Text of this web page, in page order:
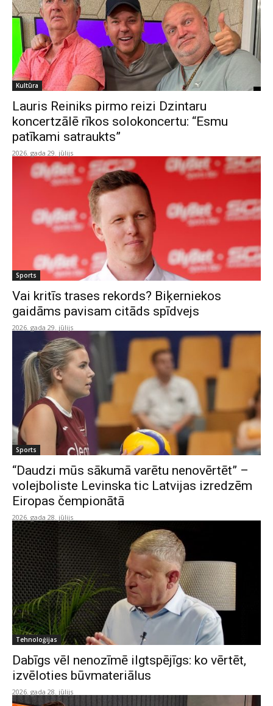
Kultūra
Lauris Reiniks pirmo reizi Dzintaru
koncertzālē rīkos solokoncertu: “Esmu
patīkami satraukts”
2026. gada 29. jūlijs
Sports
Vai kritīs trases rekords? Biķerniekos
gaidāms pavisam citāds spīdvejs
2026. gada 29. jūlijs
Sports
“Daudzi mūs sākumā varētu nenovērtēt” –
volejboliste Levinska tic Latvijas izredzēm
Eiropas čempionātā
2026. gada 28. jūlijs
Tehnoloģijas
Dabīgs vēl nenozīmē ilgtspējīgs: ko vērtēt,
izvēloties būvmateriālus
2026. gada 28. jūlijs